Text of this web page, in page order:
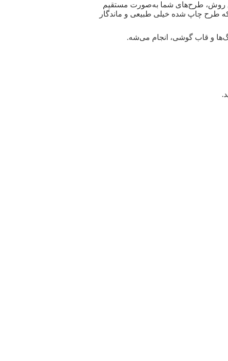
روش، طرح‌های شما به‌صورت مستقیم
طرح چاپ شده خیلی طبیعی و ماندگار
و قاب گوشی، انجام می‌شه.
.